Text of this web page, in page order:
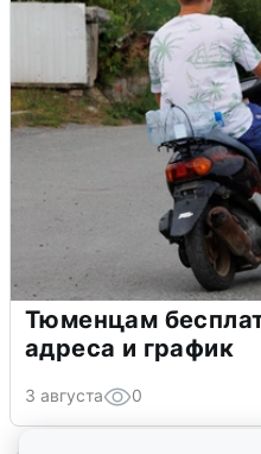
Тюменцам
адреса и график
3 августа 0